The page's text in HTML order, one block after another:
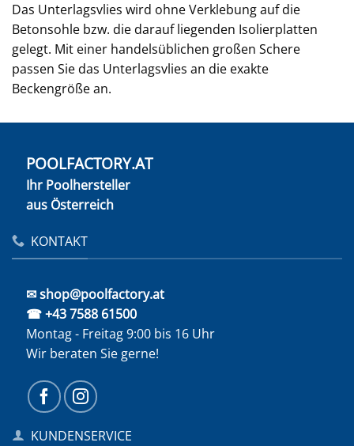
Das Unterlagsvlies wird ohne Verklebung auf die
Betonsohle bzw. die darauf liegenden Isolierplatten
gelegt. Mit einer handelsüblichen großen Schere
passen Sie das Unterlagsvlies an die exakte
Beckengröße an.
POOLFACTORY.AT
Ihr Poolhersteller
aus Österreich
KONTAKT
✉ shop@poolfactory.at
☎ +43 7588 61500
Montag - Freitag 9:00 bis 16 Uhr
Wir beraten Sie gerne!
KUNDENSERVICE